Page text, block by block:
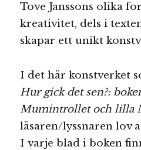
Tove Janssons olika
kreativitet, dels i
skapar ett unikt
I det här konstverket
Hur gick det sen?:
Mumintrollet och lilla
läsaren/lyssnaren lov
I varje blad i boken